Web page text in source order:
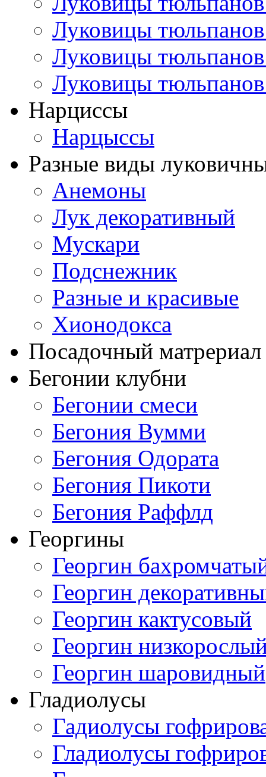
Луковицы
Луковицы
Луковицы
Нарциссы
Нарцыссы
Разные виды
Анемоны
Лук декоративный
Мускари
Подснежник
Разные и красивые
Хионодокса
Посадочный матрериал
Бегонии клубни
Бегонии смеси
Бегония Вумми
Бегония Одората
Бегония Пикоти
Бегония Раффлд
Георгины
Георгин
Георгин
Георгин кактусовый
Георгин
Георгин шаровидный
Гладиолусы
Гадиолусы
Гладиолусы